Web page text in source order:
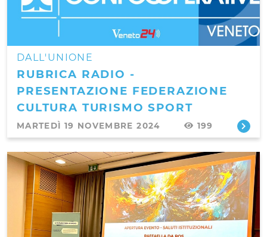
DALL'UNIONE
RUBRICA RADIO -
PRESENTAZIONE FEDERAZIONE
CULTURA TURISMO SPORT
MARTEDÌ 19 NOVEMBRE 2024 199